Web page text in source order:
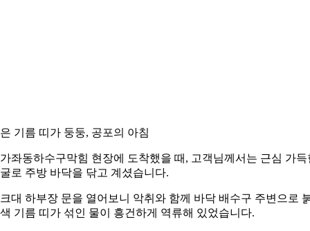
기름 띠가 둥둥, 공포의 아침
좌동하수구막힘 현장에 도착했을 때, 고객님께서는 근심 가득
로 주방 바닥을 닦고 계셨습니다.
대 하부장 문을 열어보니 악취와 함께 바닥 배수구 주변으로
기름 띠가 섞인 물이 흥건하게 역류해 있었습니다.